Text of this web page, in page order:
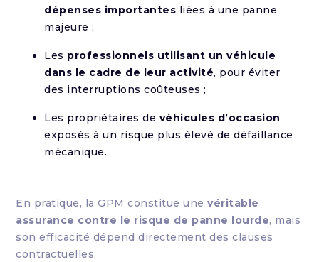
dépenses importantes liées à une panne
majeure ;
Les professionnels utilisant un véhicule
dans le cadre de leur activité, pour éviter
des interruptions coûteuses ;
Les propriétaires de véhicules d’occasion
exposés à un risque plus élevé de défaillance
mécanique.
En pratique, la GPM constitue unevéritable
assurance contre le risque de panne lourde, mais
son efficacité dépend directement des clauses
contractuelles.